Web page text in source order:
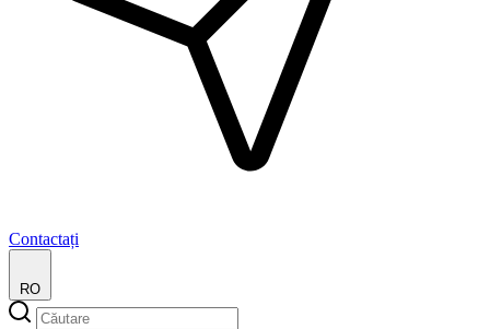
Contactați
RO